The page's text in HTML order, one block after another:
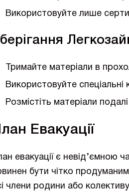
Використовуйте лише
Тримайте матеріали в
Використовуйте спеціальні
Розмістіть матеріали
Евакуації
евакуації є невід’ємною
бути чітко
члени родини або